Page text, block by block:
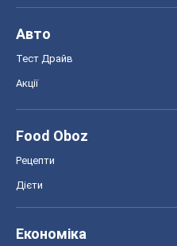
Авто
Тест Драйв
Акції
Food Oboz
Рецепти
Дієти
Економіка